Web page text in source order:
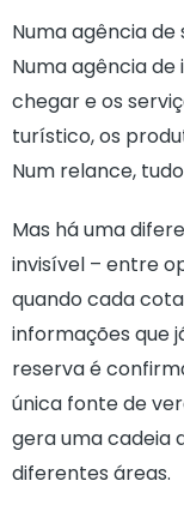
Numa agência
Numa agência
chegar e os
turístico, os
Num relance,
Mas há uma
invisível – entre
quando cada
informações que
reserva é
única fonte de
gera uma cadeia
diferentes áreas.